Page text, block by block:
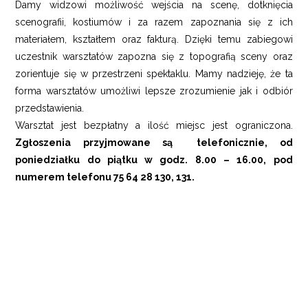
Damy widzowi możliwość wejścia na scenę, dotknięcia
scenografii, kostiumów i za razem zapoznania się z ich
materiałem, kształtem oraz fakturą. Dzięki temu zabiegowi
uczestnik warsztatów zapozna się z topografią sceny oraz
zorientuje się w przestrzeni spektaklu. Mamy nadzieję, że ta
forma warsztatów umożliwi lepsze zrozumienie jak i odbiór
przedstawienia.
Warsztat jest bezpłatny a ilość miejsc jest ograniczona.
Zgłoszenia przyjmowane są telefonicznie, od
poniedziałku do piątku w godz. 8.00 – 16.00, pod
numerem telefonu 75 64 28 130, 131.